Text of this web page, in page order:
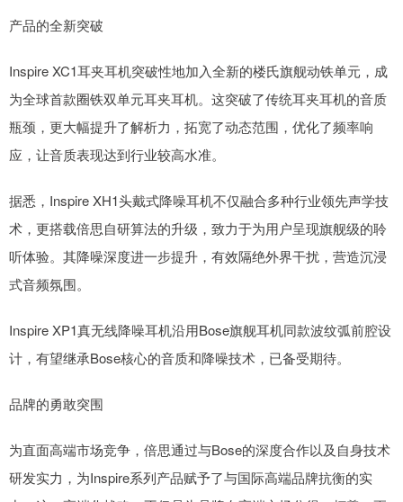
产品的全新突破
Inspire XC1耳夹耳机突破性地加入全新的楼氏旗舰动铁单元，成
为全球首款圈铁双单元耳夹耳机。这突破了传统耳夹耳机的音质
瓶颈，更大幅提升了解析力，拓宽了动态范围，优化了频率响
应，让音质表现达到行业较高水准。
据悉，Inspire XH1头戴式降噪耳机不仅融合多种行业领先声学技
术，更搭载倍思自研算法的升级，致力于为用户呈现旗舰级的聆
听体验。其降噪深度进一步提升，有效隔绝外界干扰，营造沉浸
式音频氛围。
Inspire XP1真无线降噪耳机沿用Bose旗舰耳机同款波纹弧前腔设
计，有望继承Bose核心的音质和降噪技术，已备受期待。
品牌的勇敢突围
为直面高端市场竞争，倍思通过与Bose的深度合作以及自身技术
研发实力，为Inspire系列产品赋予了与国际高端品牌抗衡的实